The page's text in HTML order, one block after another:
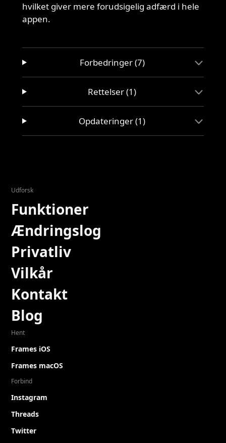
hvilket giver mere forudsigelig adfærd i hele
appen.
Forbedringer (7)
Rettelser (1)
Opdateringer (1)
Udforsk
Funktioner
Ændringslog
Privatliv
Vilkår
Kontakt
Blog
Hent
Frames iOS
Frames macOS
Forbind
Instagram
Threads
Twitter